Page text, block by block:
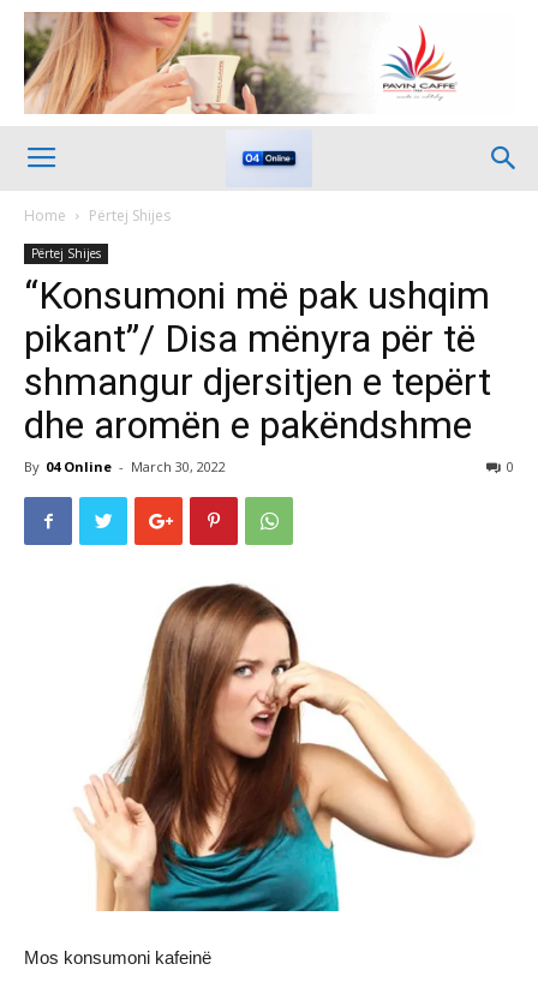
Home Përtej Shijes
Përtej Shijes
“Konsumoni më pak ushqim
pikant”/ Disa mënyra për të
shmangur djersitjen e tepërt
dhe aromën e pakëndshme
By 04 Online - March 30, 2022 0
Mos konsumoni kafeinë